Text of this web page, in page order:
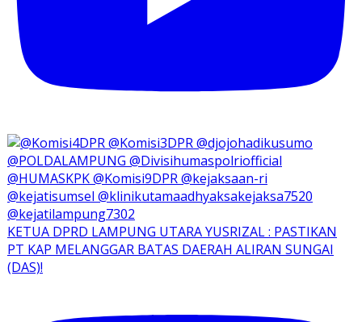
KETUA DPRD LAMPUNG UTARA YUSRIZAL : PASTIKAN
PT KAP MELANGGAR BATAS DAERAH ALIRAN SUNGAI
(DAS)!